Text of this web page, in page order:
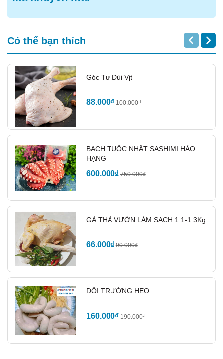
Thỏ nướng ngũ vị
thông thường trong gia đình như hạt nêm, đường,
bột ngọt, sả, ớt, tỏi băm, hành tím băm, sate tôm,
dầu hào, ngũ vị hương.. nhưng sản phẩm nướng ra
vẫn vô cùng cuốn hút thực khách
Thỏ xào lăn
Có thể bạn thích
Góc Tư Đùi Vịt
88.000₫ 100.000₫
BẠCH TUỘC NHẬT SASHIMI HẢO
HẠNG
600.000₫ 750.000₫
GÀ THẢ VƯỜN LÀM SẠCH 1.1-1.3Kg
66.000₫ 90.000₫
DỒI TRƯỜNG HEO
160.000₫ 190.000₫